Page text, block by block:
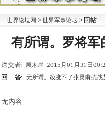
世界论坛网 > 世界军事论坛 > 回帖
有所谓。罗将军
送交者: 黑木崖 2015月01月31日
回 答: 无所谓。改变不了张灵甫抗
无内容